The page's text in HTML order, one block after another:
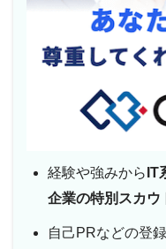
経験や強みから IT
企業の特別スカウ
自己PRなどの登